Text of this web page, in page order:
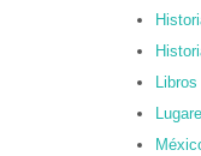
Libros